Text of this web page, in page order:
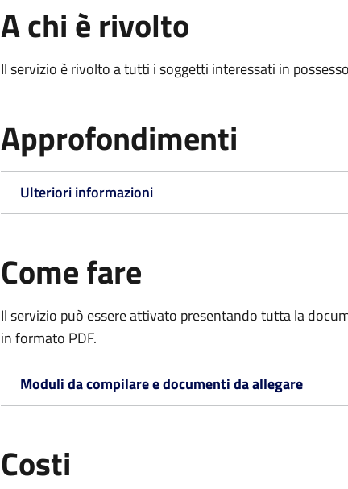
A chi è rivolto
Il servizio è rivolto a tutti i soggetti interessati in
Approfondimenti
Ulteriori informazioni
Come fare
Il servizio può essere attivato presentando tutta la
in formato PDF.
Moduli da compilare e documenti da allegare
Costi